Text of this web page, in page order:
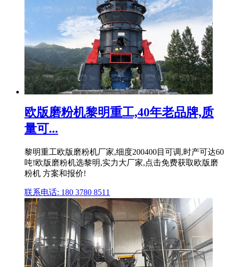
欧版磨粉机黎明重工,40年老品牌,质
量可...
黎明重工欧版磨粉机厂家,细度200400目可调,时产可达60
吨!欧版磨粉机选黎明,实力大厂家,点击免费获取欧版磨
粉机 方案和报价!
联系电话: 180 3780 8511